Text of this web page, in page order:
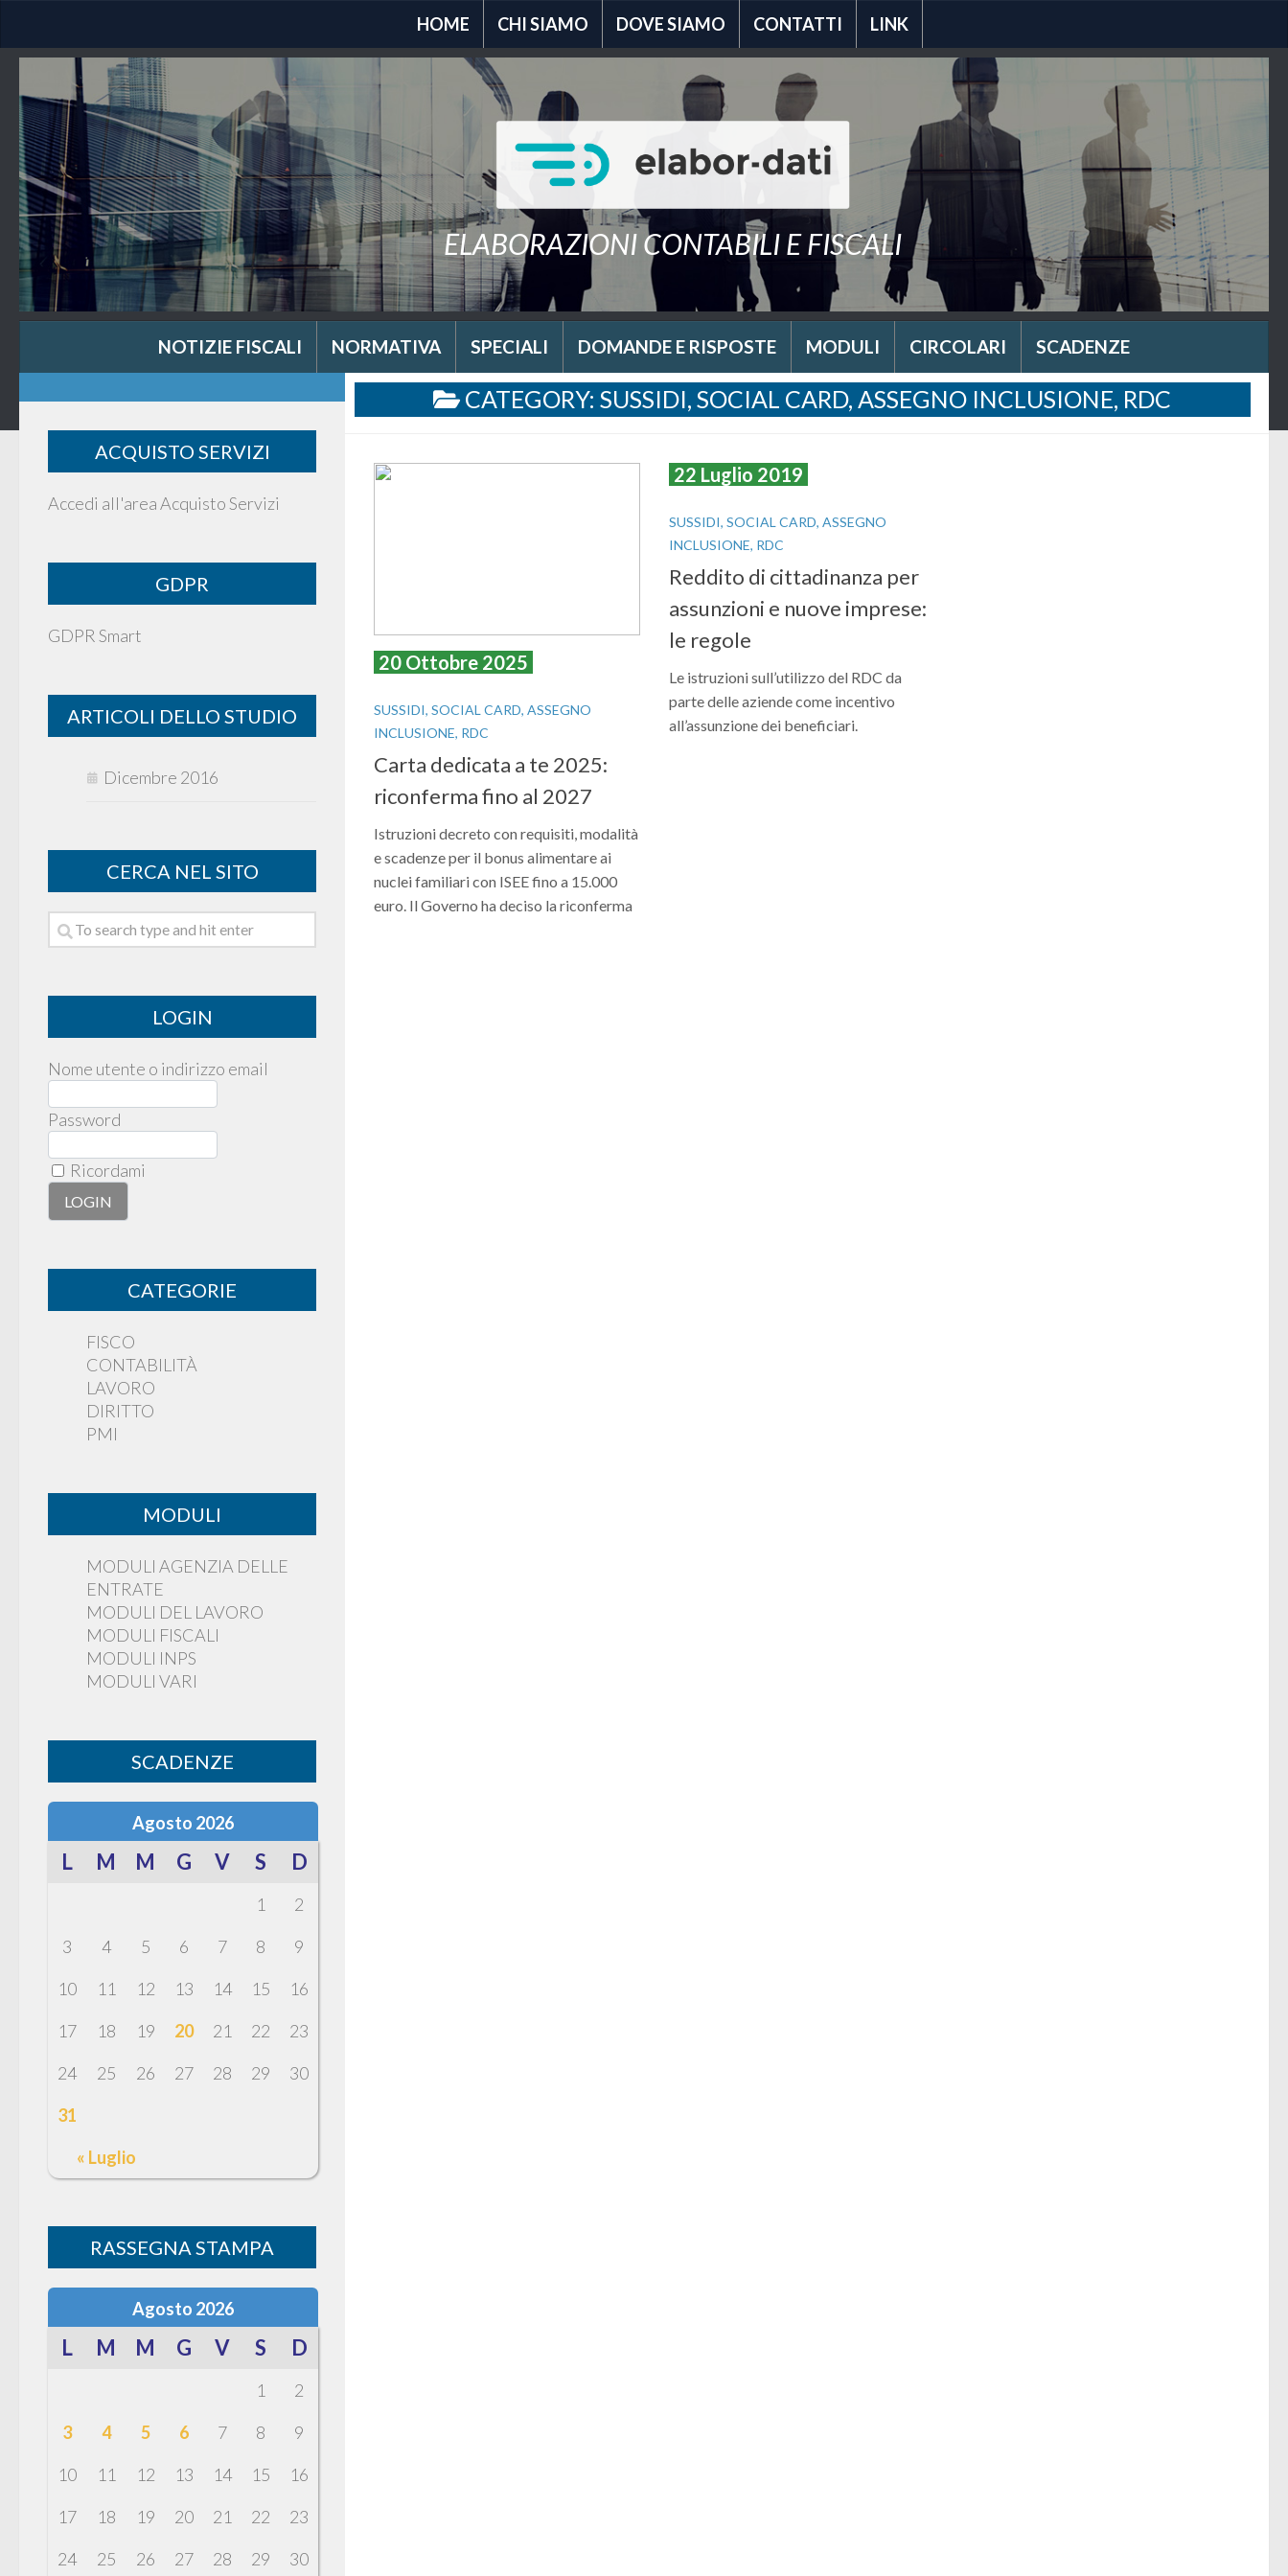
HOME CHI SIAMO DOVE SIAMO CONTATTI LINK
ELABORAZIONI CONTABILI E FISCALI
NOTIZIE FISCALI NORMATIVA SPECIALI DOMANDE E RISPOSTE MODULI CIRCOLARI SCADENZE
CATEGORY: SUSSIDI, SOCIAL CARD, ASSEGNO INCLUSIONE, RDC
20 Ottobre 2025
SUSSIDI, SOCIAL CARD, ASSEGNO
INCLUSIONE, RDC
Carta dedicata a te 2025:
riconferma fino al 2027
Istruzioni decreto con requisiti, modalità
e scadenze per il bonus alimentare ai
nuclei familiari con ISEE fino a 15.000
euro. Il Governo ha deciso la riconferma
22 Luglio 2019
SUSSIDI, SOCIAL CARD, ASSEGNO
INCLUSIONE, RDC
Reddito di cittadinanza per
assunzioni e nuove imprese:
le regole
Le istruzioni sull’utilizzo del RDC da
parte delle aziende come incentivo
all’assunzione dei beneficiari.
ACQUISTO SERVIZI
Accedi all'area Acquisto Servizi
GDPR
GDPR Smart
ARTICOLI DELLO STUDIO
Dicembre 2016
CERCA NEL SITO
LOGIN
Nome utente o indirizzo email
Password
Ricordami
CATEGORIE
FISCO
CONTABILITÀ
LAVORO
DIRITTO
PMI
MODULI
MODULI AGENZIA DELLE
ENTRATE
MODULI DEL LAVORO
MODULI FISCALI
MODULI INPS
MODULI VARI
SCADENZE
Agosto 2026
L M M G V S D
« Luglio
1
2
3
4 5 6 7 8
9
10
11 12 13 14 15
16
17
18 19 20 21 22
23
24
25 26 27 28 29
30
31
RASSEGNA STAMPA
Agosto 2026
L M M G V S D
1
2
3
4 5 6 7 8
9
10
11 12 13 14 15
16
17
18 19 20 21 22
23
24
25 26 27 28 29 30